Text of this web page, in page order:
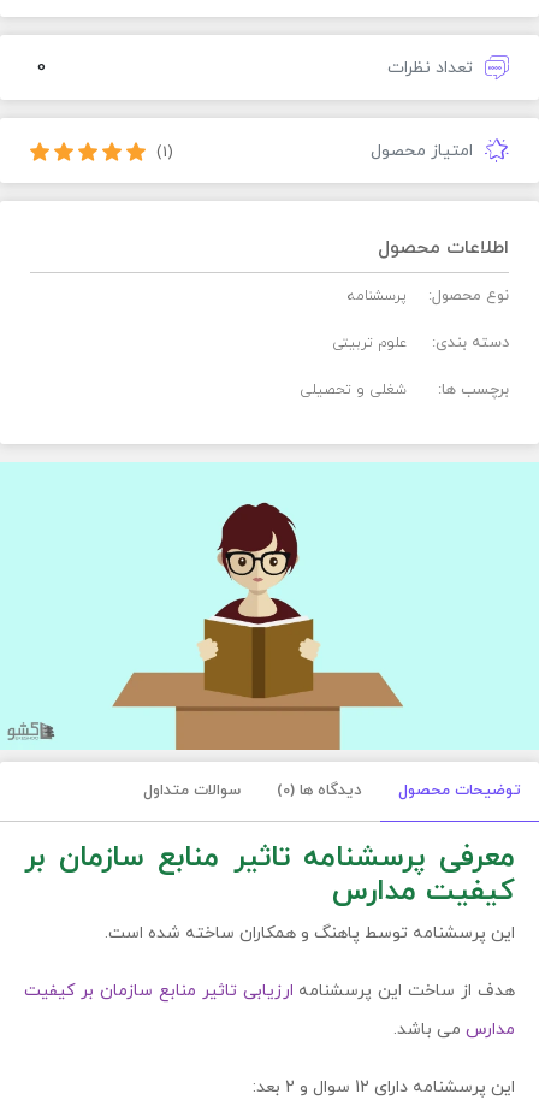
تعداد نظرات 0
امتیاز محصول (1)
اطلاعات محصول
نوع محصول: پرسشنامه
دسته بندی: علوم تربیتی
برچسب ها: شغلی و تحصیلی
توضیحات محصول دیدگاه ها (0) سوالات متداول
معرفی پرسشنامه تاثیر منابع سازمان بر
کیفیت مدارس
این پرسشنامه توسط پاهنگ و همکاران ساخته شده است.
هدف از ساخت این پرسشنامه ارزیابی تاثیر منابع سازمان بر کیفیت
مدارس می باشد.
این پرسشنامه دارای 12 سوال و 2 بعد: